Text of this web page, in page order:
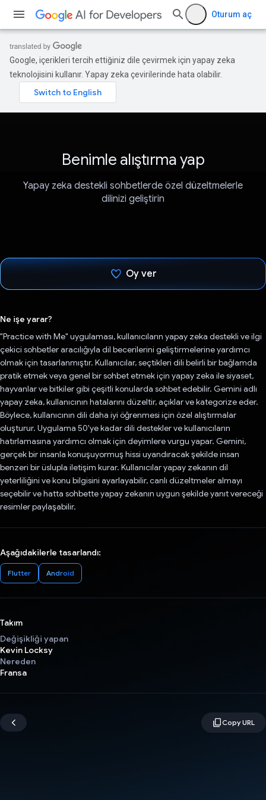
Oturum aç
Google, içerikleri tercih ettiğiniz dile çevirmek için yapay zeka
teknolojisini kullanır. Yapay zeka çevirilerinde hata olabilir.
Benimle alıştırma yap
Yapay zeka destekli sohbetlerde özel düzeltmelerle
dilinizi geliştirin
Oy ver
Ne işe yarar?
"Practice with Me" uygulaması, kullanıcıların yapay zeka destekli ve ilgi
çekici sohbetler aracılığıyla dil becerilerini geliştirmelerine yardımcı
olmak için tasarlanmıştır. Kullanıcılar, seçtikleri dili belirli bir bağlamda
pratik etmek veya genel bir sohbet etmek için yapay zeka ile siyaset,
hayvanlar ve bitkiler gibi çeşitli konularda sohbet edebilir. Gemini adlı
yapay zeka, kullanıcının hatalarını düzeltir, açıklar ve kategorize eder.
Böylece, kullanıcının dili daha iyi öğrenmesi için özel alıştırmalar
oluşturur. Uygulama 50'ye kadar dili destekler ve kullanıcıların
hatırlamasına yardımcı olmak için deyimlere vurgu yapar. Gemini,
gerçek bir insanla konuşuyormuş hissi uyandıracak şekilde insan
benzeri bir üslupla iletişim kurar. Kullanıcılar yapay zekanın dil
yeterliliğini ve konu bilgisini ayarlayabilir, canlı düzeltmeler almayı
seçebilir ve hatta sohbette yapay zekanın uygun şekilde yanıt vereceği
resimler paylaşabilir.
Aşağıdakilerle tasarlandı:
Flutter Android
Takım
Değişikliği yapan
Kevin Locksy
Nereden
Fransa